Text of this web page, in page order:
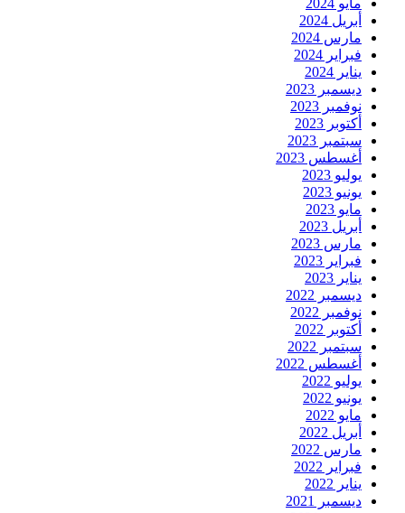
مايو 2024
أبريل 2024
مارس 2024
فبراير 2024
يناير 2024
ديسمبر 2023
نوفمبر 2023
أكتوبر 2023
سبتمبر 2023
أغسطس 2023
يوليو 2023
يونيو 2023
مايو 2023
أبريل 2023
مارس 2023
فبراير 2023
يناير 2023
ديسمبر 2022
نوفمبر 2022
أكتوبر 2022
سبتمبر 2022
أغسطس 2022
يوليو 2022
يونيو 2022
مايو 2022
أبريل 2022
مارس 2022
فبراير 2022
يناير 2022
ديسمبر 2021